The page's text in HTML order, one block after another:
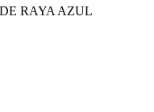
RAYA AZUL